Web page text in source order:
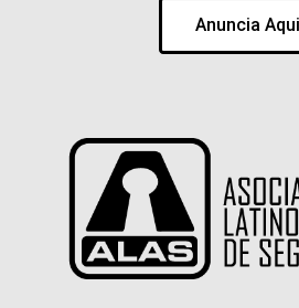
Anuncia Aqui